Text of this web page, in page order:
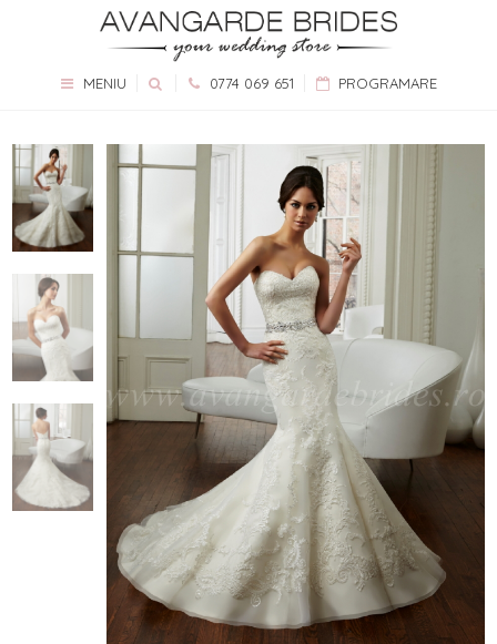
MENIU 0774 069 651 PROGRAMARE